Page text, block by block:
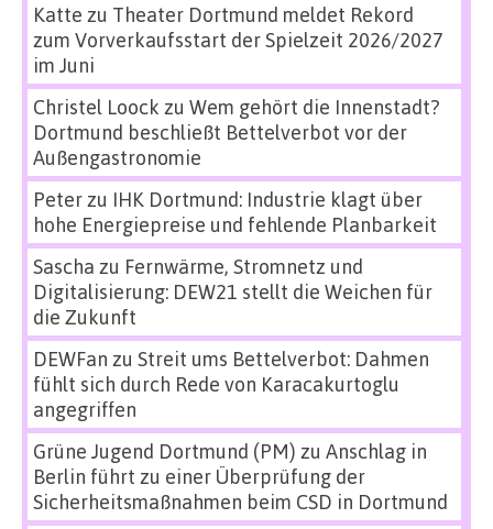
Katte zu Theater Dortmund meldet Rekord
zum Vorverkaufsstart der Spielzeit 2026/2027
im Juni
Christel Loock zu Wem gehört die Innenstadt?
Dortmund beschließt Bettelverbot vor der
Außengastronomie
Peterzu IHK Dortmund: Industrie klagt über
hohe Energiepreise und fehlende Planbarkeit
Sascha zu Fernwärme, Stromnetz und
Digitalisierung: DEW21 stellt die Weichen für
die Zukunft
DEWFan zu Streit ums Bettelverbot: Dahmen
fühlt sich durch Rede von Karacakurtoglu
angegriffen
Grüne Jugend Dortmund (PM) zu Anschlag in
Berlin führt zu einer Überprüfung der
Sicherheitsmaßnahmen beim CSD in Dortmund